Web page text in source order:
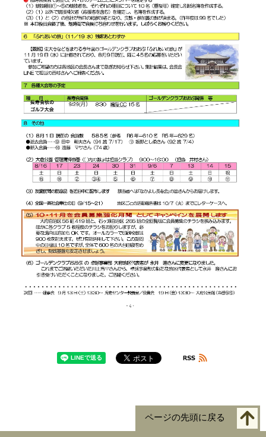
ページの先頭に戻る